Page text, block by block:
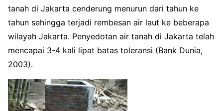
tanah di Jakarta cenderung menurun dari tahun ke
tahun sehingga terjadi rembesan air laut ke beberapa
wilayah Jakarta. Penyedotan air tanah di Jakarta telah
mencapai 3-4 kali lipat batas toleransi (Bank Dunia,
2003).